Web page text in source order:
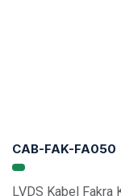
CAB-FAK-FA050
LVDS Kabel Fakra